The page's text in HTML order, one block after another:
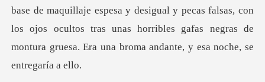
base de maquillaje espesa y